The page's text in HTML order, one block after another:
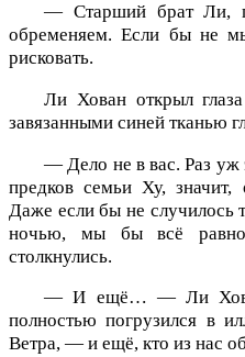
— Старший брат Ли,
обременяем. Если бы не
рисковать.
Ли Хован открыл
завязанными синей тканью
— Дело не в вас. Раз уж
предков семьи Ху,
Даже если бы не случилось
ночью, мы бы всё
столкнулись.
— И ещё… — Ли Хован
полностью погрузился в
Ветра, — и ещё, кто из нас